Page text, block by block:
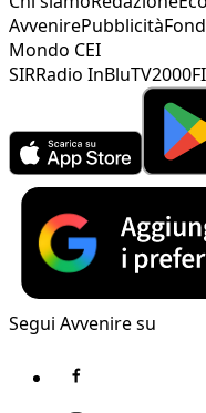
AvvenirePubblicità
Mondo CEI
SIRRadio InBluTV2000
Segui Avvenire su